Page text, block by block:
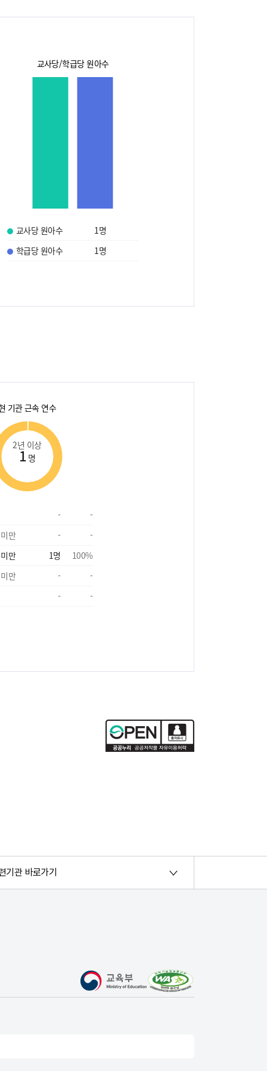
교사당/학급당 원아수
교사당 원아수 1 명
학급당 원아수
1 명
기관 근속 연수
2년 이상
1 명
-
-
만
-
-
만
1명 100%
만
-
-
-
-
기관 바로가기